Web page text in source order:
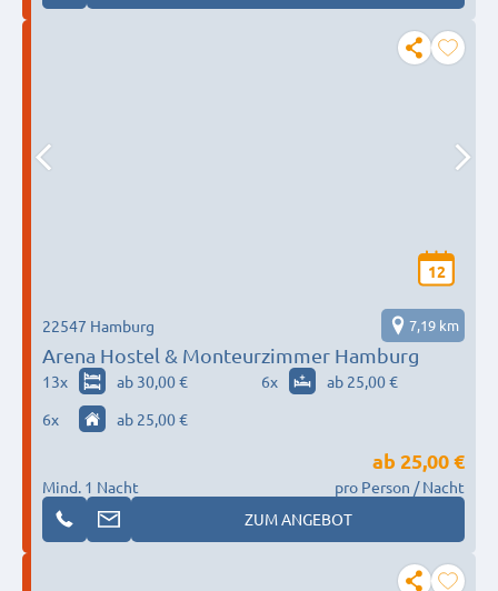
12
Arena Hostel & Monteurzimmer Hamburg
22547 Hamburg 7,19 km
13x ab 30,00 € 6x
ab 25,00 €
6x ab 25,00 €
Mind. 1 Nacht
ab 25,00 €
pro Person / Nacht
ZUM ANGEBOT